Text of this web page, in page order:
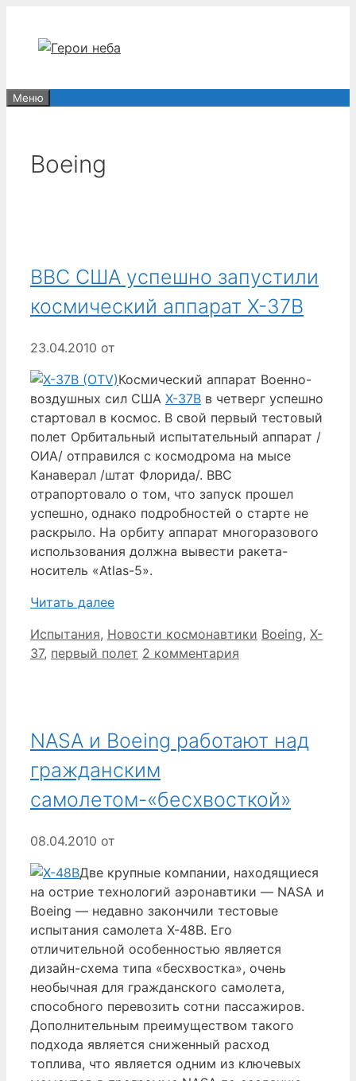
содержимому
Меню
Boeing
ВВС США успешно запустили
космический аппарат X-37B
23.04.2010 от
Космический аппарат Военно-
воздушных сил США Х-37В в четверг успешно
стартовал в космос. В свой первый тестовый
полет Орбитальный испытательный аппарат /
ОИА/ отправился с космодрома на мысе
Канаверал /штат Флорида/. ВВС
отрапортовало о том, что запуск прошел
успешно, однако подробностей о старте не
раскрыло. На орбиту аппарат многоразового
использования должна вывести ракета-
носитель «Atlas-5».
Читать далее
Рубрики
Испытания, Новости космонавтики Метки
Boeing, X-
37, первый полет 2 комментария
NASA и Boeing работают над
гражданским
самолетом-«бесхвосткой»
08.04.2010 от
Две крупные компании, находящиеся
на острие технологий аэронавтики — NASA и
Boeing — недавно закончили тестовые
испытания самолета X-48B. Его
отличительной особенностью является
дизайн-схема типа «бесхвостка», очень
необычная для гражданского самолета,
способного перевозить сотни пассажиров.
Дополнительным преимуществом такого
подхода является сниженный расход
топлива, что является одним из ключевых